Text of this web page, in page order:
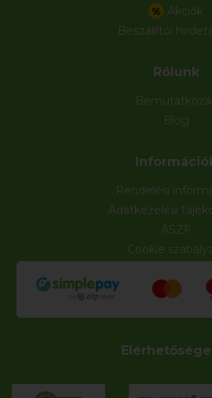
% Akciók
Beszállítói
Rólunk
Blog
Rendelési
Adatkezelési
ÁSZF
Cookie